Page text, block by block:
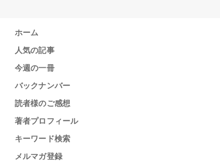
ホーム
人気の記事
今週の一冊
バックナンバー
読者様のご感想
著者プロフィール
キーワード検索
メルマガ登録